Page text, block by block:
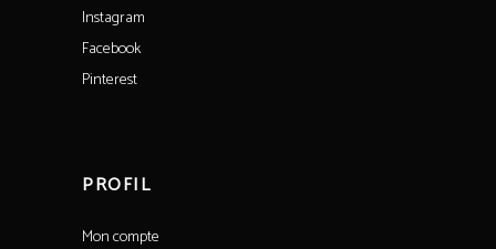
Instagram
Facebook
Pinterest
PROFIL
Mon compte